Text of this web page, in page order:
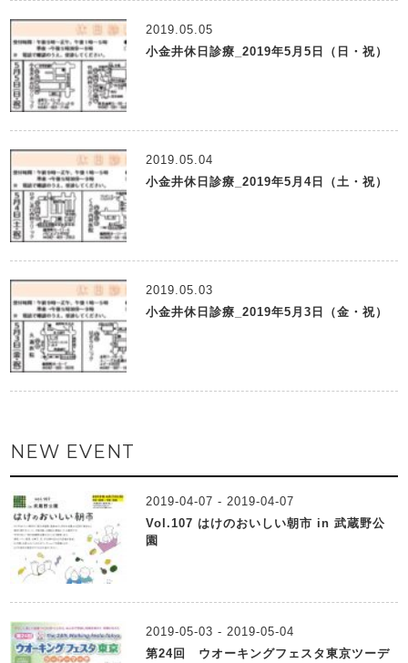
2019.05.05
小金井休日診療_2019年5月5日（日・祝）
2019.05.04
小金井休日診療_2019年5月4日（土・祝）
2019.05.03
小金井休日診療_2019年5月3日（金・祝）
NEW EVENT
2019-04-07 - 2019-04-07
Vol.107 はけのおいしい朝市 in 武蔵野公
園
2019-05-03 - 2019-05-04
第24回 ウオーキングフェスタ東京ツーデ